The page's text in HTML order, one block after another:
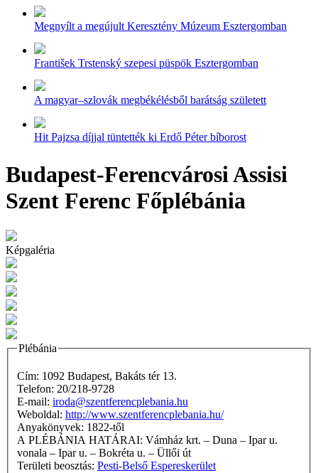
Megnyílt a megújult Keresztény Múzeum Esztergomban
František Trstenský szepesi püspök Esztergomban
A magyar–szlovák megbékélésből barátság született
Hit Pajzsa díjjal tüntették ki Erdő Péter bíborost
Budapest-Ferencvárosi Assisi
Szent Ferenc Főplébánia
Képgaléria
Plébánia
Cím: 1092 Budapest, Bakáts tér 13.
Telefon: 20/218-9728
E-mail: iroda@szentferencplebania.hu
Weboldal: http://www.szentferencplebania.hu/
Anyakönyvek: 1822-től
A PLÉBÁNIA HATÁRAI: Vámház krt. – Duna – Ipar u.
vonala – Ipar u. – Bokréta u. – Üllői út
Területi beosztás: Pesti-Belső Espereskerület